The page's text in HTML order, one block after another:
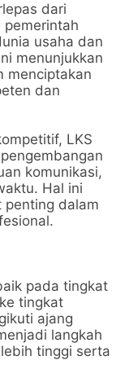
dari
usaha dan
menunjukkan
menciptakan
dan
LKS
komunikasi,
Hal ini
penting dalam
pada tingkat
tingkat
ajang
langkah
tinggi serta